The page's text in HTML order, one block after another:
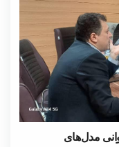
مدل‌های